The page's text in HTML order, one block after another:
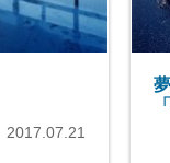
2017.07.21